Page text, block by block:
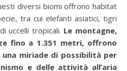
diversi biomi offrono habitat
tra cui elefanti asiatici, tigri
uccelli tropicali. Le montagne,
fino a 1.351 metri, offrono
miriade di possibilità per
e delle attività all’aria